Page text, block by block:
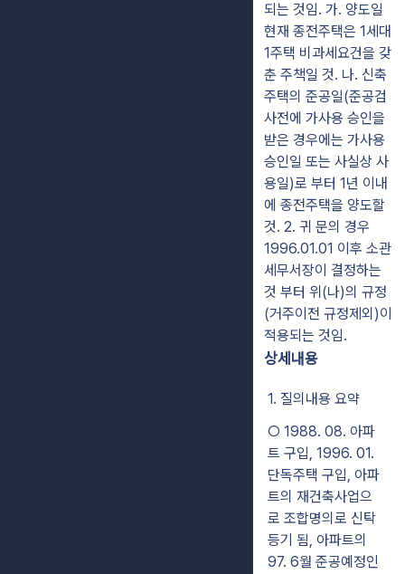
되는 것임. 가. 양도일
현재 종전주택은 1세대
1주택 비과세요건을 갖
춘 주책일 것. 나. 신축
주택의 준공일(준공검
사전에 가사용 승인을
받은 경우에는 가사용
승인일 또는 사실상 사
용일)로 부터 1년 이내
에 종전주택을 양도할
것. 2. 귀 문의 경우
1996.01.01 이후 소관
세무서장이 결정하는
것 부터 위(나)의 규정
(거주이전 규정제외)이
적용되는 것임.
상세내용
1. 질의내용 요약
○ 1988. 08. 아파
트 구입, 1996. 01.
단독주택 구입, 아파
트의 재건축사업으
로 조합명의로 신탁
등기 됨, 아파트의
97. 6월 준공예정인